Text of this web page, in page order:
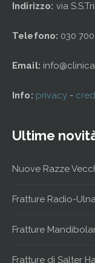
Indirizzo: via
Telefono: 030
Email:
Info: privacy -
Ultime
Nuove Razze
Fratture Radio-
Fratture
Fratture di Salter